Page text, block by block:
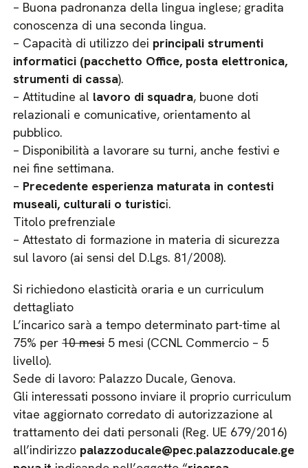
– Buona padronanza della lingua inglese; gradita
conoscenza di una seconda lingua.
– Capacità di utilizzo dei principali strumenti
informatici (pacchetto Office, posta elettronica,
strumenti di cassa).
– Attitudine al lavoro di squadra, buone doti
relazionali e comunicative, orientamento al
pubblico.
– Disponibilità a lavorare su turni, anche festivi e
nei fine settimana.
– Precedente esperienza maturata in contesti
museali, culturali o turistici.
Titolo prefrenziale
– Attestato di formazione in materia di sicurezza
sul lavoro (ai sensi del D.Lgs. 81/2008).
Si richiedono elasticità oraria e un curriculum
dettagliato
L’incarico sarà a tempo determinato part-time al
75% per10 mesi5 mesi (CCNL Commercio – 5
livello)​.
Sede di lavoro: Palazzo Ducale, Genova.
Gli interessati possono inviare il proprio curriculum
vitae aggiornato corredato di autorizzazione al
trattamento dei dati personali (Reg. UE 679/2016)
all’indirizzo palazzoducale@pec.palazzoducale.ge